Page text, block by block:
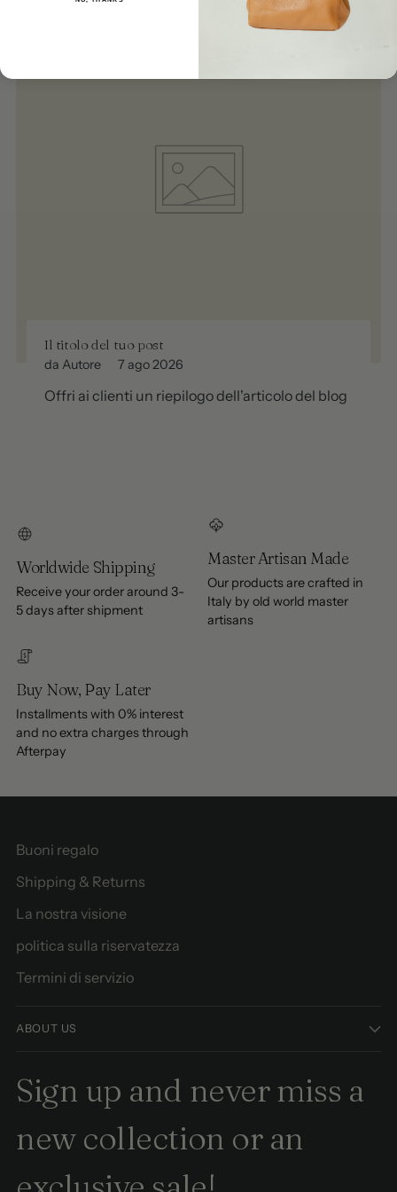
Il titolo del tuo post
da Autore 7 ago 2026
Offri ai clienti un riepilogo dell'articolo del blog
Worldwide Shipping
Receive your order around 3-
5 days after shipment
Master Artisan Made
Our products are crafted in
Italy by old world master
artisans
Buy Now, Pay Later
Installments with 0% interest
and no extra charges through
Afterpay
Buoni regalo
Shipping & Returns
La nostra visione
politica sulla riservatezza
Termini di servizio
ABOUT US
Sign up and never miss a
new collection or an